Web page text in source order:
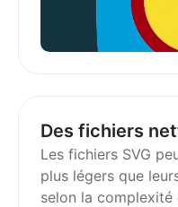
Des fichiers
Les fichiers SVG
plus légers que
selon la